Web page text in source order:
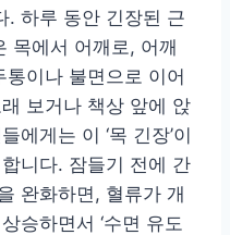
. 하루 동안 긴장된 근
목에서 어깨로, 어깨
이나 불면으로 이어
보거나 책상 앞에 앉
에게는 이 ‘목 긴장’이
니다. 잠들기 전에 간
완화하면, 혈류가 개
승하면서 ‘수면 유도